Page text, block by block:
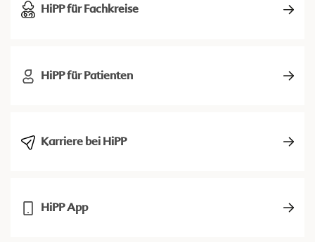
HiPP für Fachkreise
HiPP für Patienten
Karriere bei HiPP
HiPP App